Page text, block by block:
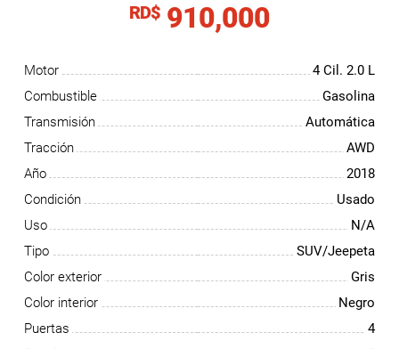
RD$ 910,000
Motor 4 Cil. 2.0 L
Combustible
Gasolina
Transmisión
Automática
Tracción
AWD
Año
2018
Condición
Usado
Uso
N/A
Tipo
SUV/Jeepeta
Color exterior
Gris
Color interior
Negro
Puertas
4